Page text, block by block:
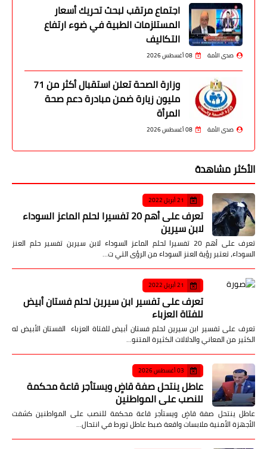
اجتماع مرتقب لبحث تحريك أسعار
المستلزمات الطبية في ضوء ارتفاع
التكاليف
صدى الأمة 08 أغسطس 2026
وزارة الصحة تعلن استقبال أكثر من 71
مليون زيارة ضمن مبادرة دعم صحة
المرأة
صدى الأمة 08 أغسطس 2026
الأكثر مشاهدة
21 أبريل 2022
تعرف على أهم 20 تفسيرا لحلم الماعز السوداء
لابن سيرين
تعرف على أهم 20 تفسيرا لحلم الماعز السوداء لابن سيرين تفسير حلم العنز
السوداء، تعتبر رؤية العنز السوداء من الرؤى التي ت…
21 أبريل 2022
تعرف على تفسير ابن سيرين لحلم فستان أبيض
للفتاة العزباء
تعرف على تفسير ابن سيرين لحلم فستان أبيض للفتاة العزباء الفستان الأبيض له
الكثير من المعاني والدلالات الكثيرة المتنو…
03 أغسطس 2026
عاطل ينتحل صفة قاضٍ ويستأجر قاعة محكمة
للنصب على المواطنين
عاطل ينتحل صفة قاضٍ ويستأجر قاعة محكمة للنصب على المواطنين كشفت
الأجهزة الأمنية ملابسات واقعة ضبط عاطل تورط في انتحال…